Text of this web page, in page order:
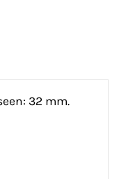
32 mm.